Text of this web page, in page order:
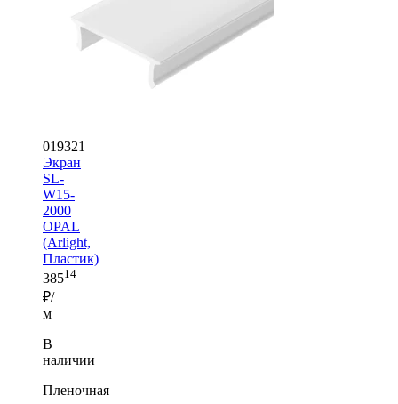
019321
Экран
SL-
W15-
2000
OPAL
(Arlight,
Пластик)
38514
₽/
м
В
наличии
Пленочная